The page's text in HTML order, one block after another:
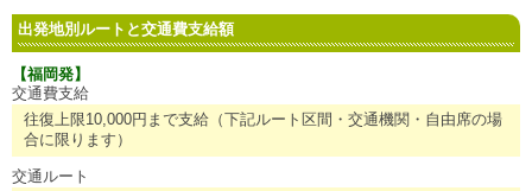
出発地別ルートと交通費支給額
【福岡発】
交通費支給
往復上限10,000円まで支給（下記ルート区間・交通機関・自由席の場
合に限ります）
交通ルート